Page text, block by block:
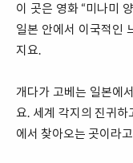
이 곳은 영화 “미나미
일본 안에서 이국적인
지요.
개다가 고베는 일본에
요. 세계 각지의 진귀하
에서 찾아오는 곳이라